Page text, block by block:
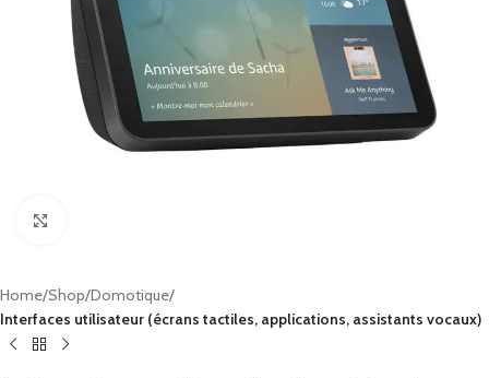
Home Shop Domotique
Interfaces utilisateur (écrans tactiles, applications, assistants vocaux)